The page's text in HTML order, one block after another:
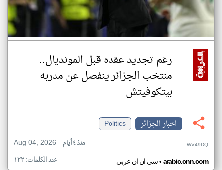
رغم تجديد عقده قبل المونديال..
منتخب الجزائر ينفصل عن مدربه
بيتكوفيتش
اخبار الجزائر
Politics
Aug 04, 2026
منذ ٤ أيام WV49DQ
سي ان ان عربي• arabic.cnn.com عدد الكلمات: ١٢٢